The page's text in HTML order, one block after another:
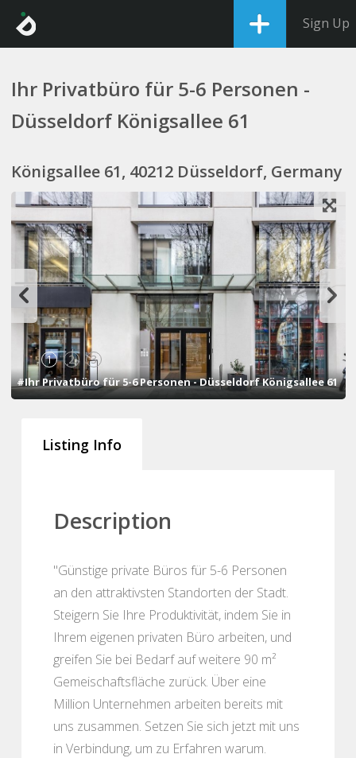
Sign Up
Ihr Privatbüro für 5-6 Personen -
Düsseldorf Königsallee 61
Königsallee 61, 40212 Düsseldorf, Germany
1 2 3
#Ihr Privatbüro für 5-6 Personen - Düsseldorf Königsallee 61
Listing Info
Description
"Günstige private Büros für 5-6 Personen
an den attraktivsten Standorten der Stadt.
Steigern Sie Ihre Produktivität, indem Sie in
Ihrem eigenen privaten Büro arbeiten, und
greifen Sie bei Bedarf auf weitere 90 m²
Gemeischaftsfläche zurück. Über eine
Million Unternehmen arbeiten bereits mit
uns zusammen. Setzen Sie sich jetzt mit uns
in Verbindung, um zu Erfahren warum.